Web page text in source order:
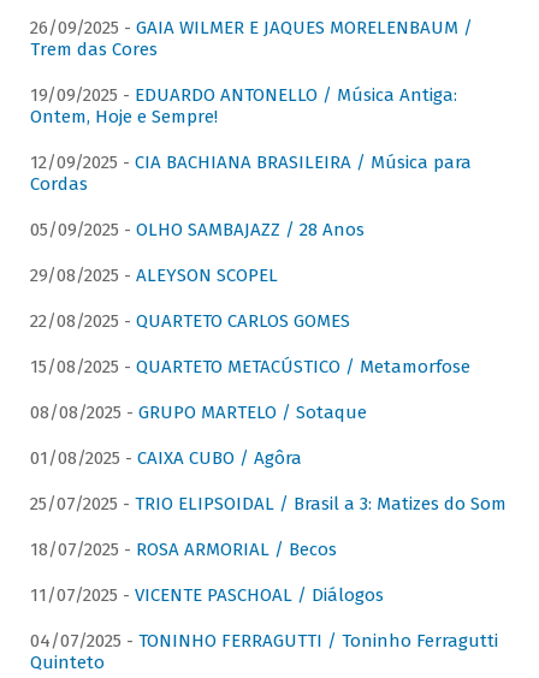
26/09/2025 - GAIA WILMER E JAQUES MORELENBAUM /
Trem das Cores
19/09/2025 - EDUARDO ANTONELLO / Música Antiga:
Ontem, Hoje e Sempre!
12/09/2025 - CIA BACHIANA BRASILEIRA / Música para
Cordas
05/09/2025 - OLHO SAMBAJAZZ / 28 Anos
29/08/2025 - ALEYSON SCOPEL
22/08/2025 - QUARTETO CARLOS GOMES
15/08/2025 - QUARTETO METACÚSTICO / Metamorfose
08/08/2025 - GRUPO MARTELO / Sotaque
01/08/2025 - CAIXA CUBO / Agôra
25/07/2025 - TRIO ELIPSOIDAL / Brasil a 3: Matizes do Som
18/07/2025 - ROSA ARMORIAL / Becos
11/07/2025 - VICENTE PASCHOAL / Diálogos
04/07/2025 - TONINHO FERRAGUTTI / Toninho Ferragutti
Quinteto